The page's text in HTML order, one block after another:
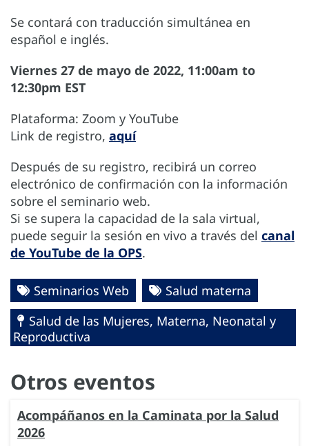
Se contará con traducción simultánea en
español e inglés.
Viernes 27 de mayo de 2022, 11:00am to
12:30pm EST
Plataforma: Zoom y YouTube
Link de registro, aquí
Después de su registro, recibirá un correo
electrónico de confirmación con la información
sobre el seminario web.
Si se supera la capacidad de la sala virtual,
puede seguir la sesión en vivo a través del canal
de YouTube de la OPS.
Seminarios Web
Salud materna
Salud de las Mujeres, Materna, Neonatal y
Reproductiva
Otros eventos
Acompáñanos en la Caminata por la Salud
2026